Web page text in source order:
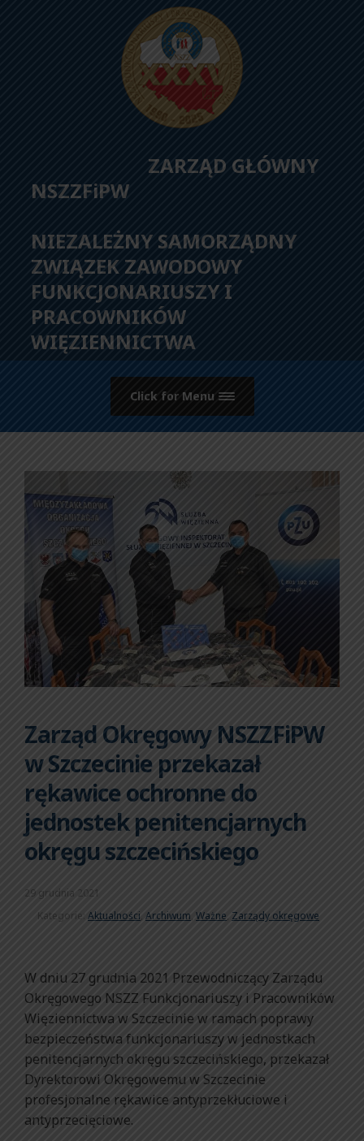
ZARZĄD GŁÓWNY
NSZZFiPW
NIEZALEŻNY SAMORZĄDNY
ZWIĄZEK ZAWODOWY
FUNKCJONARIUSZY I
PRACOWNIKÓW
WIĘZIENNICTWA
Click for Menu
Zarząd Okręgowy NSZZFiPW
w Szczecinie przekazał
rękawice ochronne do
jednostek penitencjarnych
okręgu szczecińskiego
29 grudnia 2021
Kategorie: Aktualności, Archiwum, Ważne, Zarządy okręgowe
W dniu 27 grudnia 2021 Przewodniczący Zarządu
Okręgowego NSZZ Funkcjonariuszy i Pracowników
Więziennictwa w Szczecinie w ramach poprawy
bezpieczeństwa funkcjonariuszy w jednostkach
penitencjarnych okręgu szczecińskiego, przekazał
Dyrektorowi Okręgowemu w Szczecinie
profesjonalne rękawice antyprzekłuciowe i
antyprzecięciowe.